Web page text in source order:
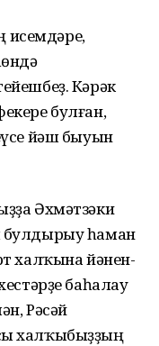
Кәрәк
булған,
йәш быуын
Әхмәтзәки
булдырыу һаман
халҡына йәнен-
баһалау
Рәсәй
халҡыбыҙҙың